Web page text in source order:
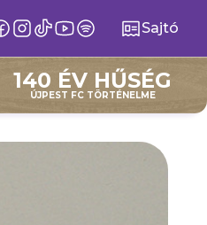
Sajtó
140 ÉV HŰSÉG
ÚJPEST FC TÖRTÉNELME